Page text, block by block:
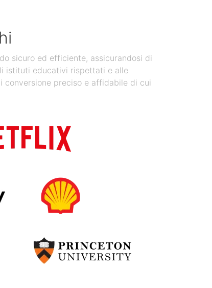
sicuro ed efficiente, assicurandosi di
istituti educativi rispettati e alle
conversione preciso e affidabile di cui